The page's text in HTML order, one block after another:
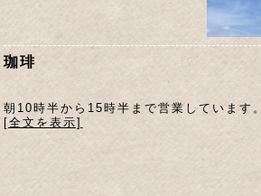
珈琲
朝10時半から15時半まで営業しています。
[全文を表示]